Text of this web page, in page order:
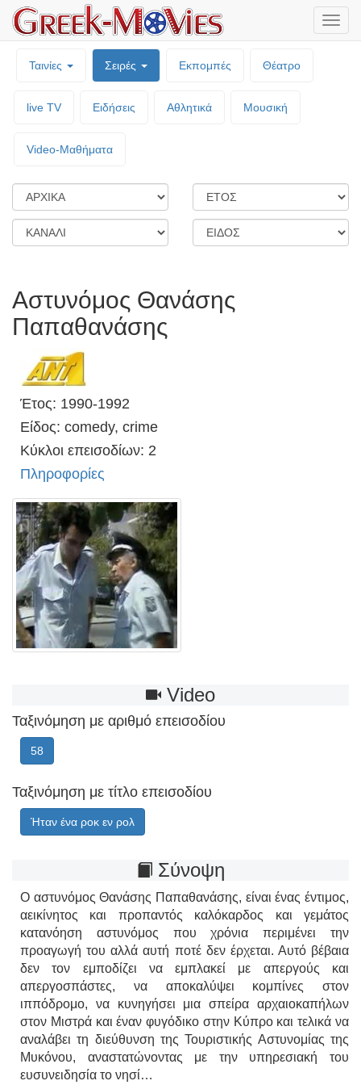
Ταινίες Σειρές Εκπομπές Θέατρο
live TV Ειδήσεις Αθλητικά Μουσική
Video-Mαθήματα
Αστυνόμος Θανάσης
Παπαθανάσης
Έτος: 1990-1992
Είδος: comedy, crime
Κύκλοι επεισοδίων: 2
Πληροφορίες
Video
Ταξινόμηση με αριθμό επεισοδίου
58
Ταξινόμηση με τίτλο επεισοδίου
Ήταν ένα ροκ εν ρολ
Σύνοψη
Ο αστυνόμος Θανάσης Παπαθανάσης, είναι ένας έντιμος,
αεικίνητος και προπαντός καλόκαρδος και γεμάτος
κατανόηση αστυνόμος που χρόνια περιμένει την
προαγωγή του αλλά αυτή ποτέ δεν έρχεται. Αυτό βέβαια
δεν τον εμποδίζει να εμπλακεί με απεργούς και
απεργοσπάστες, να αποκαλύψει κομπίνες στον
ιππόδρομο, να κυνηγήσει μια σπείρα αρχαιοκαπήλων
στον Μιστρά και έναν φυγόδικο στην Κύπρο και τελικά να
αναλάβει τη διεύθυνση της Τουριστικής Αστυνομίας της
Μυκόνου, αναστατώνοντας με την υπηρεσιακή του
ευσυνειδησία το νησί…